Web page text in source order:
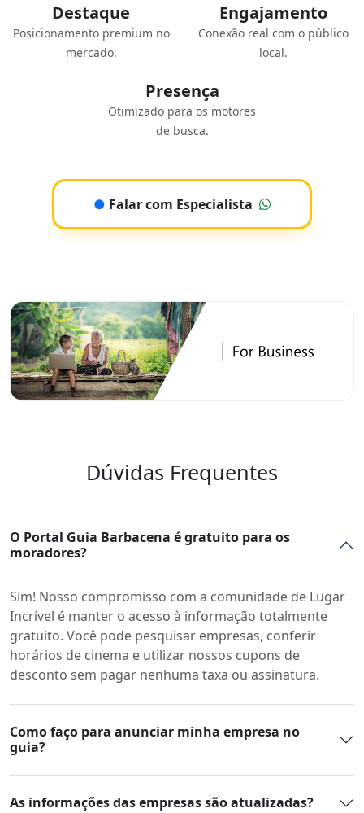
Destaque
Posicionamento premium no
mercado.
Engajamento
Conexão real com o público
local.
Presença
Otimizado para os motores
de busca.
● Falar com Especialista
Dúvidas Frequentes
O Portal Guia Barbacena é gratuito para os
moradores?
Sim! Nosso compromisso com a comunidade de Lugar
Incrível é manter o acesso à informação totalmente
gratuito. Você pode pesquisar empresas, conferir
horários de cinema e utilizar nossos cupons de
desconto sem pagar nenhuma taxa ou assinatura.
Como faço para anunciar minha empresa no
guia?
As informações das empresas são atualizadas?